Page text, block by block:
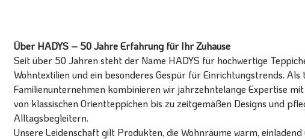
Über HADYS – 50 Jahre Erfahrung für Ihr Zuhause
Seit über 50 Jahren steht der Name HADYS für hochwertige
Wohntextilien und ein besonderes Gespür für Einrichtungstrends. Als
Familienunternehmen kombinieren wir jahrzehntelange Expertise
von klassischen Orientteppichen bis zu zeitgemäßen Designs und
Alltagsbegleitern.
Unsere Leidenschaft gilt Produkten, die Wohnräume warm,